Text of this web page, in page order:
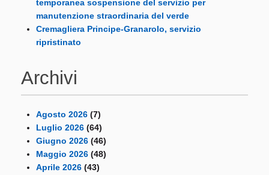
temporanea sospensione del servizio per
manutenzione straordinaria del verde
Cremagliera Principe-Granarolo, servizio
ripristinato
Archivi
Agosto 2026 (7)
Luglio 2026 (64)
Giugno 2026 (46)
Maggio 2026 (48)
Aprile 2026 (43)